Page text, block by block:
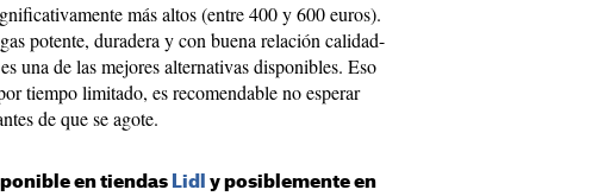
más altos (entre 400 y 600 euros).
potente, duradera y con buena relación calidad-
una de las mejores alternativas disponibles. Eso
tiempo limitado, es recomendable no esperar
de que se agote.
en tiendas Lidl
y posiblemente en